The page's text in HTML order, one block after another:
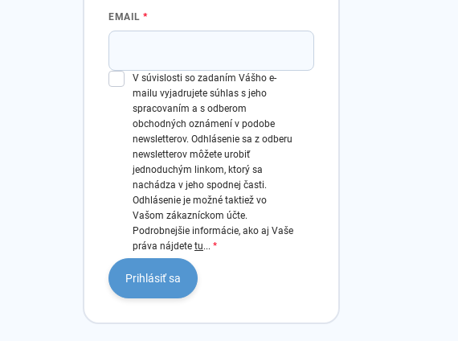
EMAIL
V súvislosti so zadaním Vášho e-
mailu vyjadrujete súhlas s jeho
spracovaním a s odberom
obchodných oznámení v podobe
newsletterov. Odhlásenie sa z odberu
newsletterov môžete urobiť
jednoduchým linkom, ktorý sa
nachádza v jeho spodnej časti.
Odhlásenie je možné taktiež vo
Vašom zákazníckom účte.
Podrobnejšie informácie, ako aj Vaše
práva nájdete tu...
Prihlásiť sa